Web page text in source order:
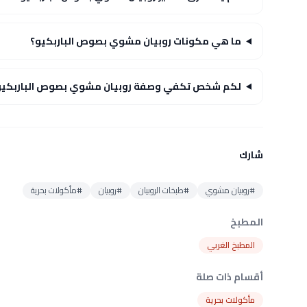
ما هي مكونات روبيان مشوي بصوص الباربكيو؟
لكم شخص تكفي وصفة روبيان مشوي بصوص
شارك
#روبيان مشوي #طبخات الروبيان #روبيان #مأكولات بحرية
المطبخ
المطبخ الغربي
أقسام ذات صلة
مأكولات بحرية